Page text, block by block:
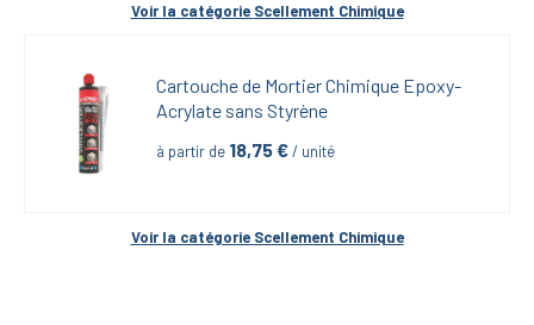
Voir la catégorie Scellement Chimique
Cartouche de Mortier Chimique Epoxy-
Acrylate sans Styrène
à partir de 18,75 € / unité
Voir la catégorie Scellement Chimique